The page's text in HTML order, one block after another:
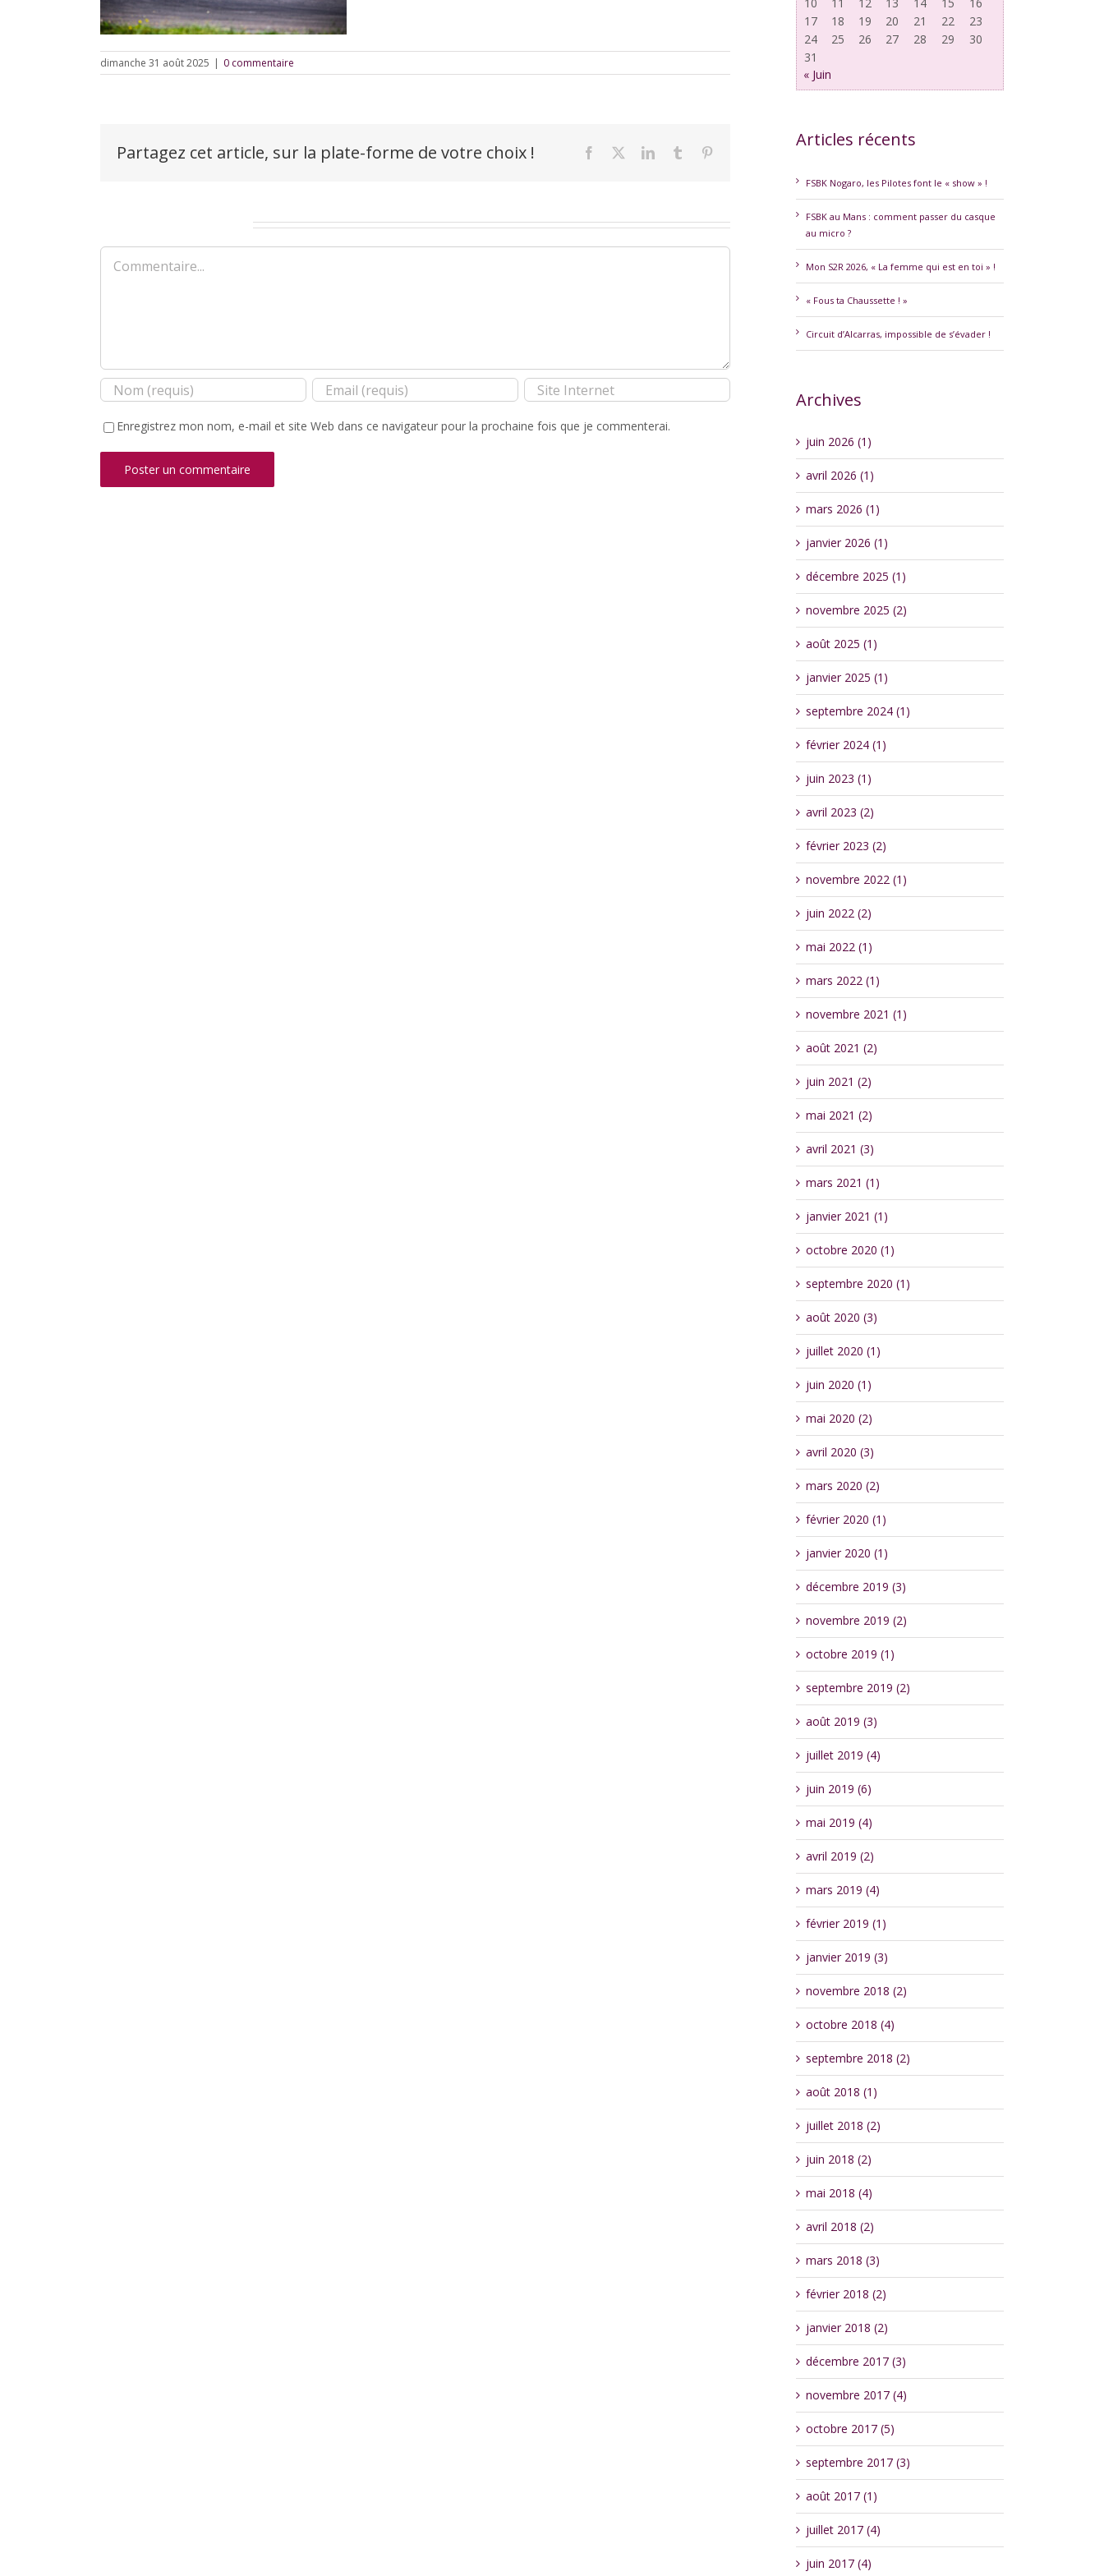
dimanche 31 août 2025 | 0 commentaire
Partagez cet article, sur la plate-forme de votre choix ! Facebook LinkedInTumblr
Commentaire
Enregistrez mon nom, e-mail et site Web dans ce navigateur pour la prochaine fois que je commenterai.
17
18 19 20 21 22
23
24
25 26 27 28 29
30
31
« Juin
Articles récents
FSBK Nogaro, les Pilotes font le « show » !
FSBK au Mans : comment passer du casque
au micro ?
Mon S2R 2026, « La femme qui est en toi » !
« Fous ta Chaussette ! »
Circuit d’Alcarras, impossible de s’évader !
Archives
juin 2026 (1)
avril 2026 (1)
mars 2026 (1)
janvier 2026 (1)
décembre 2025 (1)
novembre 2025 (2)
août 2025 (1)
janvier 2025 (1)
septembre 2024 (1)
février 2024 (1)
juin 2023 (1)
avril 2023 (2)
février 2023 (2)
novembre 2022 (1)
juin 2022 (2)
mai 2022 (1)
mars 2022 (1)
novembre 2021 (1)
août 2021 (2)
juin 2021 (2)
mai 2021 (2)
avril 2021 (3)
mars 2021 (1)
janvier 2021 (1)
octobre 2020 (1)
septembre 2020 (1)
août 2020 (3)
juillet 2020 (1)
juin 2020 (1)
mai 2020 (2)
avril 2020 (3)
mars 2020 (2)
février 2020 (1)
janvier 2020 (1)
décembre 2019 (3)
novembre 2019 (2)
octobre 2019 (1)
septembre 2019 (2)
août 2019 (3)
juillet 2019 (4)
juin 2019 (6)
mai 2019 (4)
avril 2019 (2)
mars 2019 (4)
février 2019 (1)
janvier 2019 (3)
novembre 2018 (2)
octobre 2018 (4)
septembre 2018 (2)
août 2018 (1)
juillet 2018 (2)
juin 2018 (2)
mai 2018 (4)
avril 2018 (2)
mars 2018 (3)
février 2018 (2)
janvier 2018 (2)
décembre 2017 (3)
novembre 2017 (4)
octobre 2017 (5)
septembre 2017 (3)
août 2017 (1)
juillet 2017 (4)
juin 2017 (4)